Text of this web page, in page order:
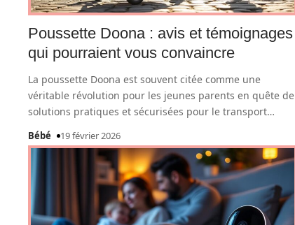
Poussette Doona : avis et témoignages
qui pourraient vous convaincre
La poussette Doona est souvent citée comme une
véritable révolution pour les jeunes parents en quête de
solutions pratiques et sécurisées pour le transport…
Bébé 19 février 2026